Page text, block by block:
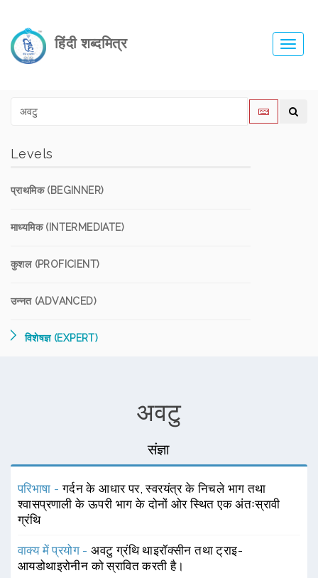
हिंदी शब्दमित्र
Levels
प्राथमिक (BEGINNER)
माध्यमिक (INTERMEDIATE)
कुशल (PROFICIENT)
उन्नत (ADVANCED)
विशेषज्ञ (EXPERT)
अवटु
संज्ञा
परिभाषा -गर्दन के आधार पर, स्वरयंत्र के निचले भाग तथा
श्वासप्रणाली के ऊपरी भाग के दोनों ओर स्थित एक अंतःस्रावी
ग्रंथि
वाक्य में प्रयोग -अवटु ग्रंथि थाइरॉक्सीन तथा ट्राइ-
आयडोथाइरोनीन को स्रावित करती है।